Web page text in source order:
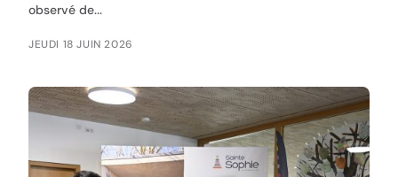
observé de...
JEUDI 18 JUIN 2026